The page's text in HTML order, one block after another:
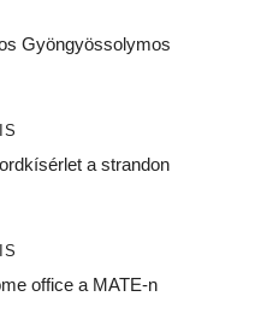
Gyöngyössolymos
a strandon
office a MATE-n